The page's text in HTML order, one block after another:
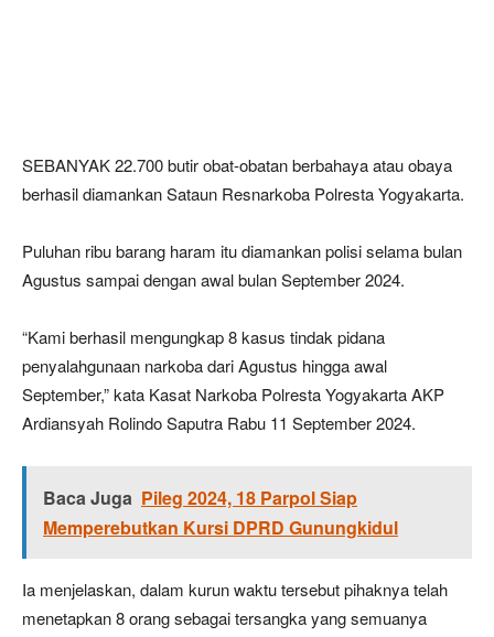
SEBANYAK 22.700 butir obat-obatan berbahaya atau obaya
berhasil diamankan Sataun Resnarkoba Polresta Yogyakarta.
Puluhan ribu barang haram itu diamankan polisi selama bulan
Agustus sampai dengan awal bulan September 2024.
“Kami berhasil mengungkap 8 kasus tindak pidana
penyalahgunaan narkoba dari Agustus hingga awal
September,” kata Kasat Narkoba Polresta Yogyakarta AKP
Ardiansyah Rolindo Saputra Rabu 11 September 2024.
Baca Juga Pileg 2024, 18 Parpol Siap
Memperebutkan Kursi DPRD Gunungkidul
Ia menjelaskan, dalam kurun waktu tersebut pihaknya telah
menetapkan 8 orang sebagai tersangka yang semuanya